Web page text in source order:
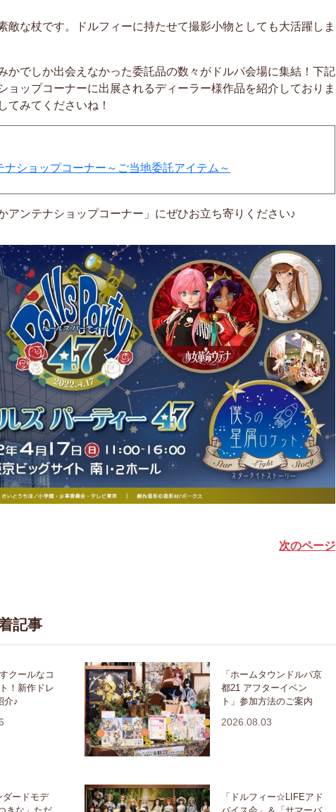
敵な杖です。ドルフィーに持たせて撮影小物としても大活躍しま
かでしか出会えなかった委託品の数々がドルパ会場に集結！下記
ョップコーナーに出展されるディーラー様作品を紹介しておりま
てみてくださいね！
ナショップコーナー～ご当地委託アイテム～
アンテナショップコーナー」にぜひお立ち寄りください♪
次のページ
記事
クールなコ
！新作ドレ
介♪
「ホームタウンドルパ京
都21 アフターイベン
ト」参加方法のご案内
2026.08.03
ダードモデ
「ドルフィー☆LIFEアド